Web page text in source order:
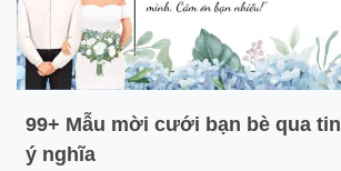
99+ Mẫu mời cưới bạn bè qua
ý nghĩa